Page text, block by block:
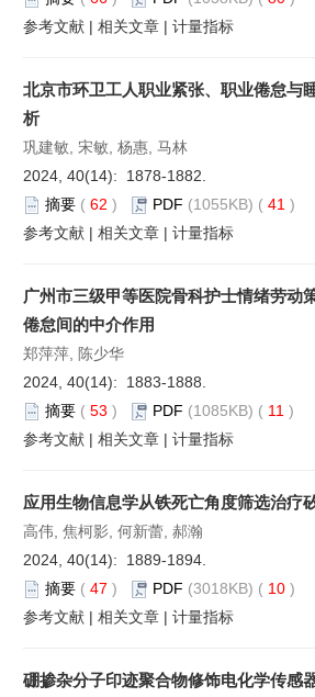
参考文献 | 相关文章 | 计量指标
北京市环卫工人职业紧张、职业倦怠与
析
巩建敏, 宋敏, 杨惠, 马林
2024, 40(14): 1878-1882.
摘要 ( 62 ) PDF (1055KB) ( 41 )
参考文献 | 相关文章 | 计量指标
广州市三级甲等医院骨科护士情绪劳动
倦怠间的中介作用
郑萍萍, 陈少华
2024, 40(14): 1883-1888.
摘要 ( 53 ) PDF (1085KB) ( 11 )
参考文献 | 相关文章 | 计量指标
应用生物信息学从铁死亡角度筛选治疗
高伟, 焦柯影, 何新蕾, 郝瀚
2024, 40(14): 1889-1894.
摘要 ( 47 ) PDF (3018KB) ( 10 )
参考文献 | 相关文章 | 计量指标
硼掺杂分子印迹聚合物修饰电化学传感